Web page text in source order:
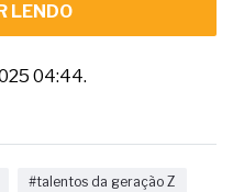
LENDO
04:44.
#talentos da geração Z